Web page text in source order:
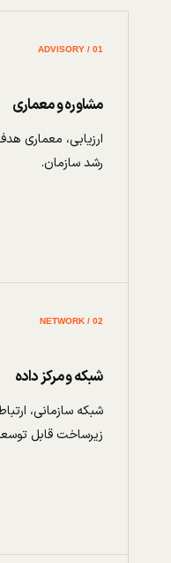
01 / ADVISORY
مشاوره و معماری
ارزیابی، معماری
رشد سازمان.
02 / NETWORK
شبکه و مرکز داده
شبکه سازمانی،
زیرساخت قابل